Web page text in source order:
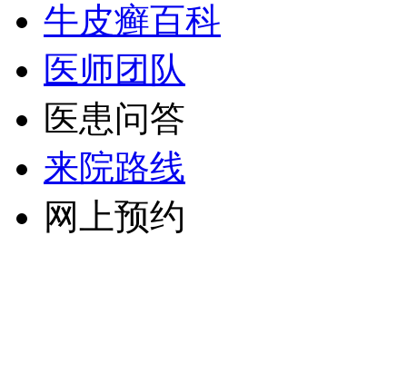
牛皮癣百科
医师团队
医患问答
来院路线
网上预约